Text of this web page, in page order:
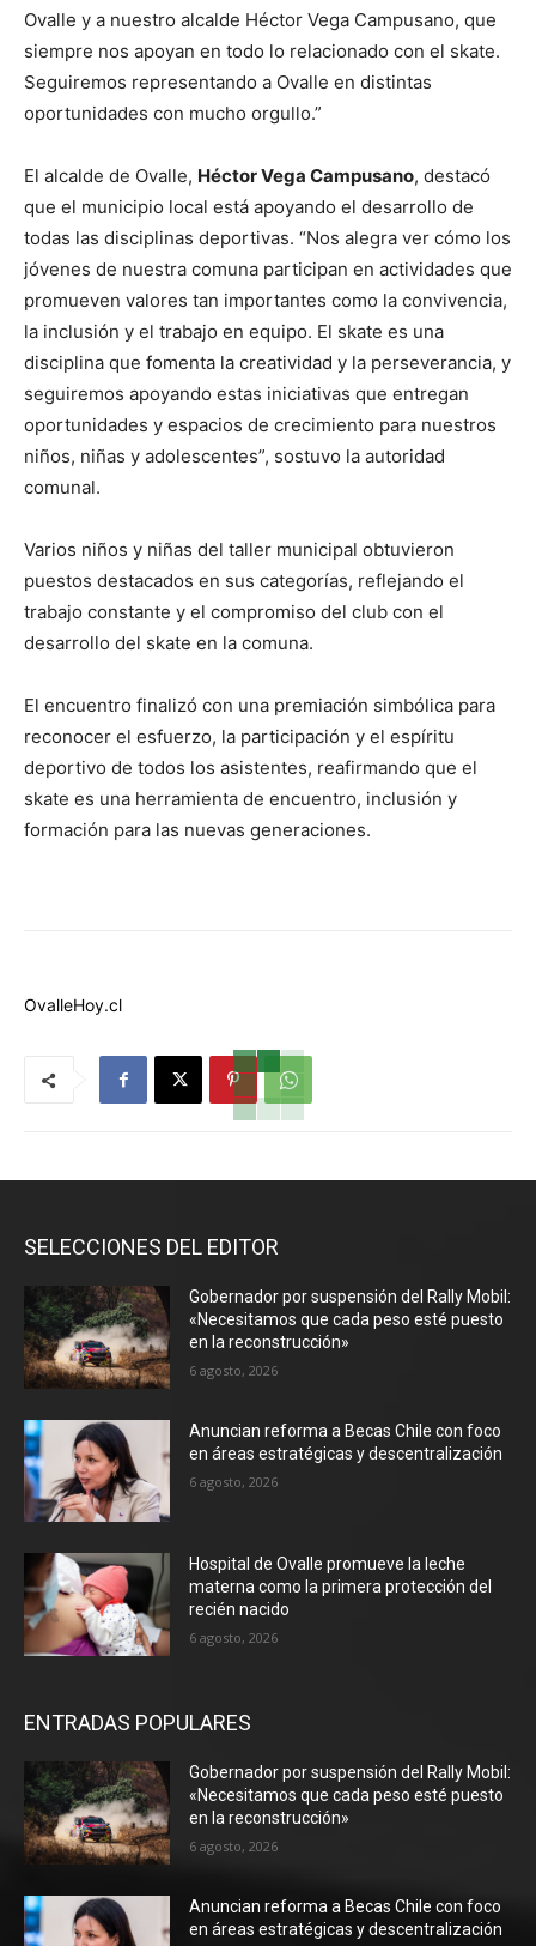
Ovalle y a nuestro alcalde Héctor Vega Campusano, que
siempre nos apoyan en todo lo relacionado con el skate.
Seguiremos representando a Ovalle en distintas
oportunidades con mucho orgullo.”
El alcalde de Ovalle, Héctor Vega Campusano, destacó
que el municipio local está apoyando el desarrollo de
todas las disciplinas deportivas. “Nos alegra ver cómo los
jóvenes de nuestra comuna participan en actividades que
promueven valores tan importantes como la convivencia,
la inclusión y el trabajo en equipo. El skate es una
disciplina que fomenta la creatividad y la perseverancia, y
seguiremos apoyando estas iniciativas que entregan
oportunidades y espacios de crecimiento para nuestros
niños, niñas y adolescentes”, sostuvo la autoridad
comunal.
Varios niños y niñas del taller municipal obtuvieron
puestos destacados en sus categorías, reflejando el
trabajo constante y el compromiso del club con el
desarrollo del skate en la comuna.
El encuentro finalizó con una premiación simbólica para
reconocer el esfuerzo, la participación y el espíritu
deportivo de todos los asistentes, reafirmando que el
skate es una herramienta de encuentro, inclusión y
formación para las nuevas generaciones.
OvalleHoy.cl
SELECCIONES DEL EDITOR
Gobernador por suspensión del Rally Mobil:
«Necesitamos que cada peso esté puesto
en la reconstrucción»
6 agosto, 2026
Anuncian reforma a Becas Chile con foco
en áreas estratégicas y descentralización
6 agosto, 2026
Hospital de Ovalle promueve la leche
materna como la primera protección del
recién nacido
6 agosto, 2026
ENTRADAS POPULARES
Gobernador por suspensión del Rally Mobil:
«Necesitamos que cada peso esté puesto
en la reconstrucción»
6 agosto, 2026
Anuncian reforma a Becas Chile con foco
en áreas estratégicas y descentralización